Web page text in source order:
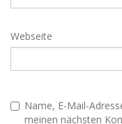
Webseite
Name, E-Mail-
meinen nächsten